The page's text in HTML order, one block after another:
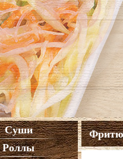
Суши
Роллы